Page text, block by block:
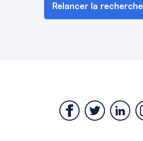
Relancer la recherche